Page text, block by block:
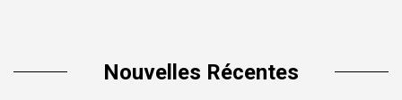
Nouvelles Récentes